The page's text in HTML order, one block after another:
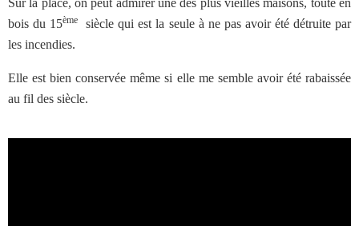
Sur la place, on peut admirer une des plus vieilles maisons, toute en
bois du 15ème
siècle qui est la seule à ne pas avoir été détruite par
les incendies.
Elle est bien conservée même si elle me semble avoir été rabaissée
au fil des siècle.